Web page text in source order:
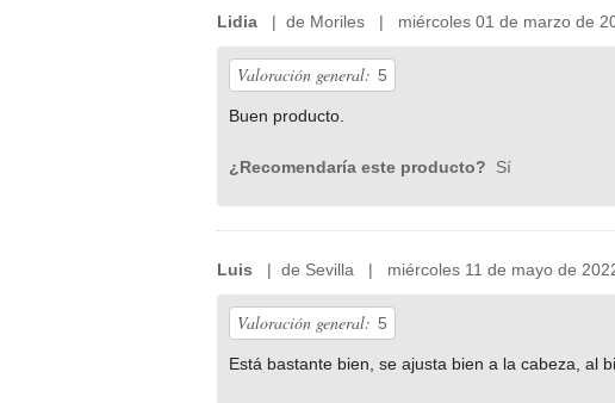
Lidia | de Moriles | miércoles 01 de marzo de
Valoración general: 5
Buen producto.
¿Recomendaría este producto? Sí
Luis | de Sevilla | miércoles 11 de mayo de
Valoración general: 5
Está bastante bien, se ajusta bien a la cabeza, al